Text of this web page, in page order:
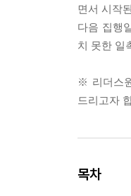
면서 시작
다음 집행
치 못한 일
※ 리더스
드리고자
목차